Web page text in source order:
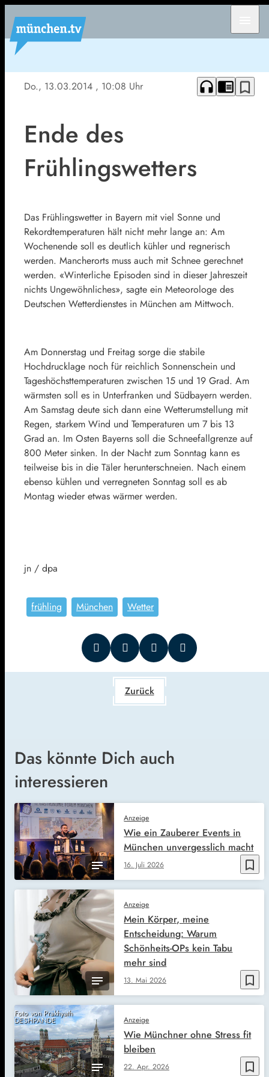
Do., 13.03.2014 , 10:08 Uhr headphones chrome_reader_mode bookmark_border
Ende des
Frühlingswetters
Das Frühlingswetter in Bayern mit viel Sonne und
Rekordtemperaturen hält nicht mehr lange an: Am
Wochenende soll es deutlich kühler und regnerisch
werden. Mancherorts muss auch mit Schnee gerechnet
werden. «Winterliche Episoden sind in dieser Jahreszeit
nichts Ungewöhnliches», sagte ein Meteorologe des
Deutschen Wetterdienstes in München am Mittwoch.
Am Donnerstag und Freitag sorge die stabile
Hochdrucklage noch für reichlich Sonnenschein und
Tageshöchsttemperaturen zwischen 15 und 19 Grad. Am
wärmsten soll es in Unterfranken und Südbayern werden.
Am Samstag deute sich dann eine Wetterumstellung mit
Regen, starkem Wind und Temperaturen um 7 bis 13
Grad an. Im Osten Bayerns soll die Schneefallgrenze auf
800 Meter sinken. In der Nacht zum Sonntag kann es
teilweise bis in die Täler herunterschneien. Nach einem
ebenso kühlen und verregneten Sonntag soll es ab
Montag wieder etwas wärmer werden.
jn / dpa
frühling München Wetter
Zurück
Das könnte Dich auch
interessieren
bookmark_border
Anzeige
16. Juli 2026
Wie ein Zauberer Events in
München unvergesslich macht
bookmark_border
Anzeige
13. Mai 2026
Mein Körper, meine
Entscheidung: Warum
Schönheits-OPs kein Tabu
mehr sind
Foto von Prakhyath
DESHPANDE
bookmark_border
Anzeige
22. Apr. 2026
Wie Münchner ohne Stress fit
bleiben